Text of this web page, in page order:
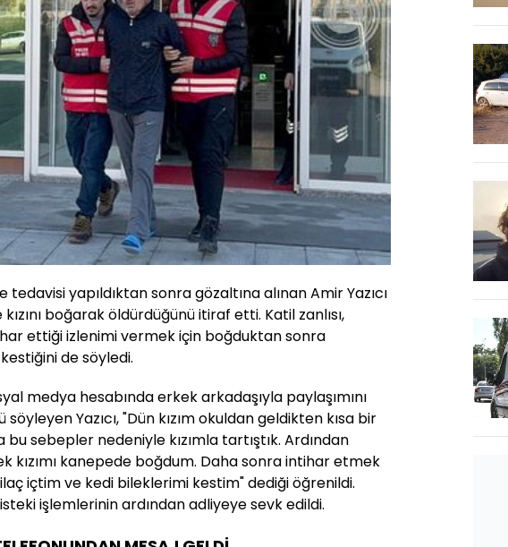
tedavisi yapıldıktan sonra gözaltına alınan Amir Yazıcı
boğarak öldürdüğünü itiraf etti. Katil zanlısı,
ettiği izlenimi vermek için boğduktan sonra
de söyledi.
medya hesabında erkek arkadaşıyla paylaşımını
söyleyen Yazıcı, "Dün kızım okuldan geldikten kısa bir
bu sebepler nedeniyle kızımla tartıştık. Ardından
kızımı kanepede boğdum. Daha sonra intihar etmek
içtim ve kedi bileklerimi kestim" dediği öğrenildi.
işlemlerinin ardından adliyeye sevk edildi.